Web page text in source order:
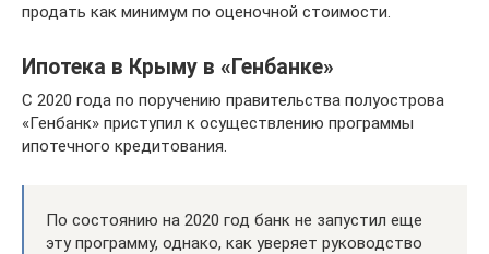
продать как минимум по оценочной стоимости.
Ипотека в Крыму в «Генбанке»
С 2020 года по поручению правительства полуострова
«Генбанк» приступил к осуществлению программы
ипотечного кредитования.
По состоянию на 2020 год банк не запустил еще
эту программу, однако, как уверяет руководство